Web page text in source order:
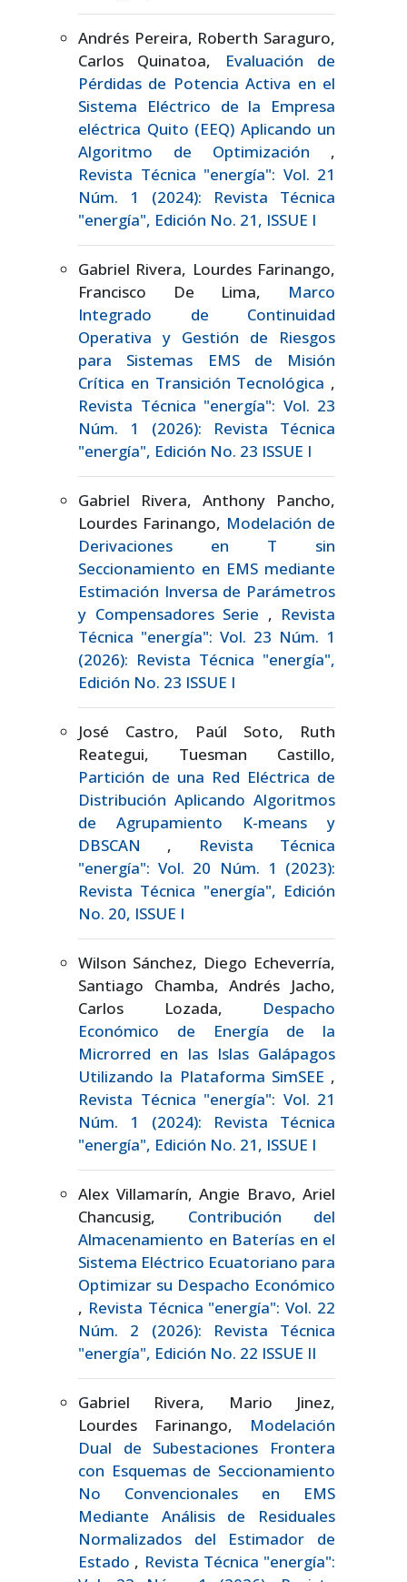
Andrés Pereira, Roberth Saraguro,
Carlos Quinatoa,
Evaluación de
Pérdidas de Potencia Activa en el
Sistema Eléctrico de la Empresa
eléctrica Quito (EEQ) Aplicando un
Algoritmo de Optimización ,
Revista Técnica "energía": Vol. 21
Núm. 1 (2024): Revista Técnica
"energía", Edición No. 21, ISSUE I
Gabriel Rivera, Lourdes Farinango,
Francisco De Lima, Marco
Integrado de Continuidad
Operativa y Gestión de Riesgos
para Sistemas EMS de Misión
Crítica en Transición Tecnológica ,
Revista Técnica "energía": Vol. 23
Núm. 1 (2026): Revista Técnica
"energía", Edición No. 23 ISSUE I
Gabriel Rivera, Anthony Pancho,
Lourdes Farinango, Modelación de
Derivaciones en T sin
Seccionamiento en EMS mediante
Estimación Inversa de Parámetros
y Compensadores Serie , Revista
Técnica "energía": Vol. 23 Núm. 1
(2026): Revista Técnica "energía",
Edición No. 23 ISSUE I
José Castro, Paúl Soto, Ruth
Reategui, Tuesman Castillo,
Partición de una Red Eléctrica de
Distribución Aplicando Algoritmos
de Agrupamiento K-means y
DBSCAN ,
Revista Técnica
"energía": Vol. 20 Núm. 1 (2023):
Revista Técnica "energía", Edición
No. 20, ISSUE I
Wilson Sánchez, Diego Echeverría,
Santiago Chamba, Andrés Jacho,
Carlos Lozada, Despacho
Económico de Energía de la
Microrred en las Islas Galápagos
Utilizando la Plataforma SimSEE ,
Revista Técnica "energía": Vol. 21
Núm. 1 (2024): Revista Técnica
"energía", Edición No. 21, ISSUE I
Alex Villamarín, Angie Bravo, Ariel
Chancusig, Contribución del
Almacenamiento en Baterías en el
Sistema Eléctrico Ecuatoriano para
Optimizar su Despacho Económico
, Revista Técnica "energía": Vol. 22
Núm. 2 (2026): Revista Técnica
"energía", Edición No. 22 ISSUE II
Gabriel Rivera, Mario Jinez,
Lourdes Farinango, Modelación
Dual de Subestaciones Frontera
con Esquemas de Seccionamiento
No Convencionales en EMS
Mediante Análisis de Residuales
Normalizados del Estimador de
Estado , Revista Técnica "energía":